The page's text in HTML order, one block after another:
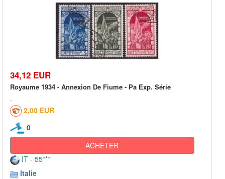
34,12 EUR
Royaume 1934 - Annexion De Fiume - Pa Exp. Série
2,00 EUR
0
ACHETER
IT - 55***
Italie